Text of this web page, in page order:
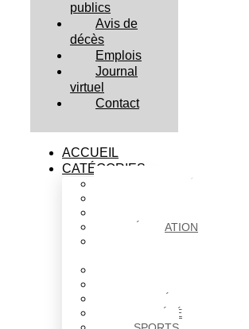
publics
Avis de
décès
Emplois
Journal
virtuel
Contact
ACCUEIL
CATÉGORIES
ÉDUCATION
SOCIÉTÉ